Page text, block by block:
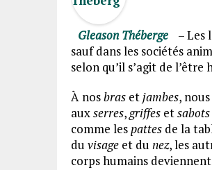
Gleason Théberge
– Les
sauf dans les sociétés
selon qu’il s’agit de
À nosbras etjambes,
auxserres,griffes etsabots
comme lespattes de la
du visage et du nez, les
corps humains